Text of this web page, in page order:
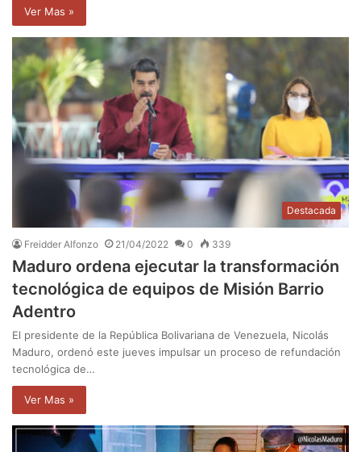
Ver Mas »
Destacada
Freidder Alfonzo 21/04/2022 0 339
Maduro ordena ejecutar la transformación
tecnológica de equipos de Misión Barrio
Adentro
El presidente de la República Bolivariana de Venezuela, Nicolás
Maduro, ordenó este jueves impulsar un proceso de refundación
tecnológica de…
Ver Mas »